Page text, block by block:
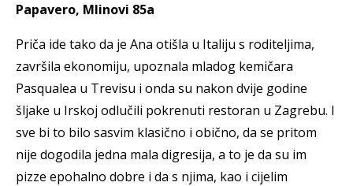
Papavero, Mlinovi 85a
Priča ide tako da je Ana otišla u Italiju s roditeljima,
završila ekonomiju, upoznala mladog kemičara
Pasqualea u Trevisu i onda su nakon dvije godine
šljake u Irskoj odlučili pokrenuti restoran u Zagrebu. I
sve bi to bilo sasvim klasično i obično, da se pritom
nije dogodila jedna mala digresija, a to je da su im
pizze epohalno dobre i da s njima, kao i cijelim